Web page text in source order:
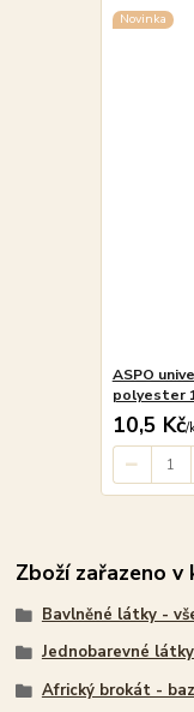
Novinka
ASPO
polyester
10,5 Kč/
Zboží zařazeno v
Bavlněné látky -
Jednobarevné
Africký brokát -